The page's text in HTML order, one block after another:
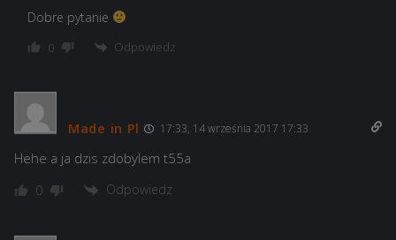
Dobre pytanie
0 Odpowiedz
Made in Pl 17:33, 14 września 2017 17:33
Hehe a ja dzis zdobylem t55a
0 Odpowiedz